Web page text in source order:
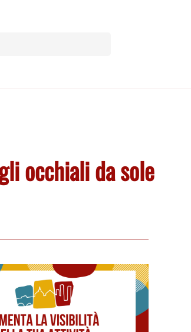
occhiali da sole